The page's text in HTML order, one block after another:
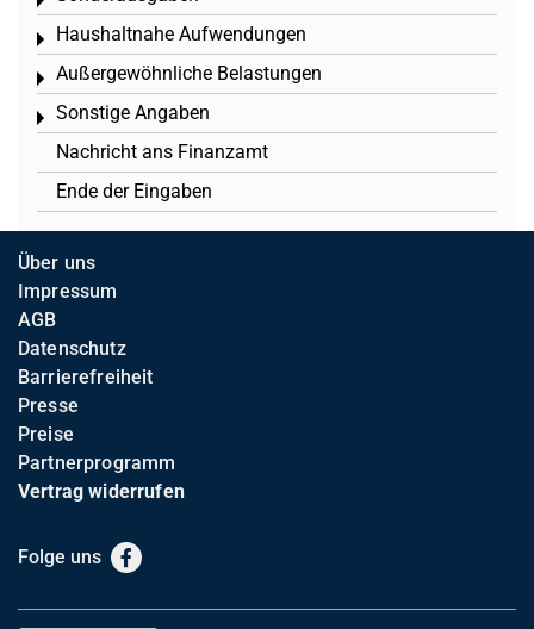
Haushaltnahe Aufwendungen
Toggle menu
Außergewöhnliche Belastungen
Toggle menu
Sonstige Angaben
Toggle menu
Nachricht ans Finanzamt
Ende der Eingaben
Über uns
Impressum
AGB
Datenschutz
Barrierefreiheit
Presse
Preise
Partnerprogramm
Vertrag widerrufen
Folge uns Facebook